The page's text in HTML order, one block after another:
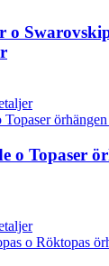
o
o Topaser